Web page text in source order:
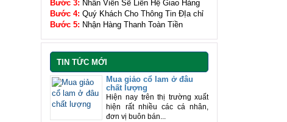
Bước 3: Nhân Viên Sẽ Liên Hệ Giao Hàng
Bước 4: Quý Khách Cho Thông Tin ĐỊa chỉ
Bước 5: Nhận Hàng Thanh Toàn Tiền
TIN TỨC MỚI
Mua giảo cổ lam ở đâu
chất lượng
Hiện nay trên thị trường xuất
hiện rất nhiều các cá nhân,
đơn vị buôn bán...